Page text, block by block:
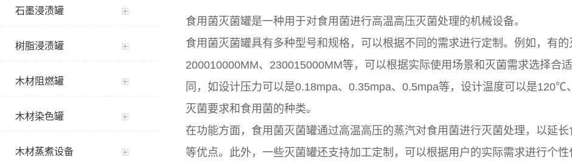
石墨浸渍罐
树脂浸渍罐
木材阻燃罐
木材染色罐
木材蒸煮设备
食用菌灭菌罐是一种用于对食用菌进行高温高压灭菌处理的机械设备‌。
食用菌灭菌罐具有多种型号和规格，可以根据不同的需求进行定制。例如，有
200010000MM、230015000MM等，可以根据实际使用场景和灭菌需求选择合
同，如设计压力可以是0.18mpa、0.35mpa、0.5mpa等，设计温度可以是
灭菌要求和食用菌的种类。
在功能方面，食用菌灭菌罐通过高温高压的蒸汽对食用菌进行灭菌处理，以延
等优点。此外，一些灭菌罐还支持加工定制，可以根据用户的实际需求进行个